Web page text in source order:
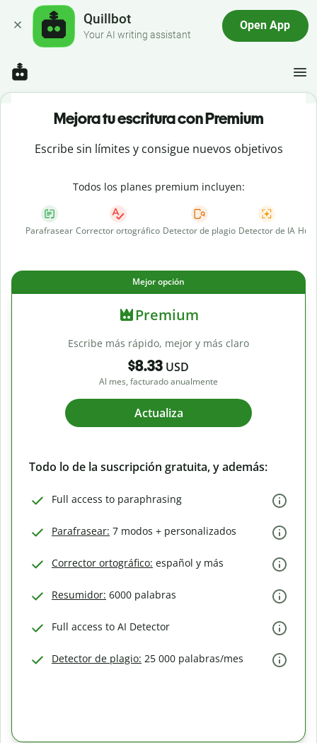
Quillbot
Your AI writing assistant
Open App
Mejora tu escritura con Premium
Escribe sin límites y consigue nuevos objetivos
Todos los planes premium incluyen:
Parafrasear Corrector ortográfico Detector de plagio Detector de IA
Mejor opción
Premium
Escribe más rápido, mejor y más claro
$8.33 USD
Al mes, facturado anualmente
Actualiza
Todo lo de la suscripción gratuita, y además:
Full access to paraphrasing
Parafrasear: 7 modos + personalizados
Corrector ortográfico: español y más
Resumidor: 6000 palabras
Full access to AI Detector
Detector de plagio: 25 000 palabras/mes